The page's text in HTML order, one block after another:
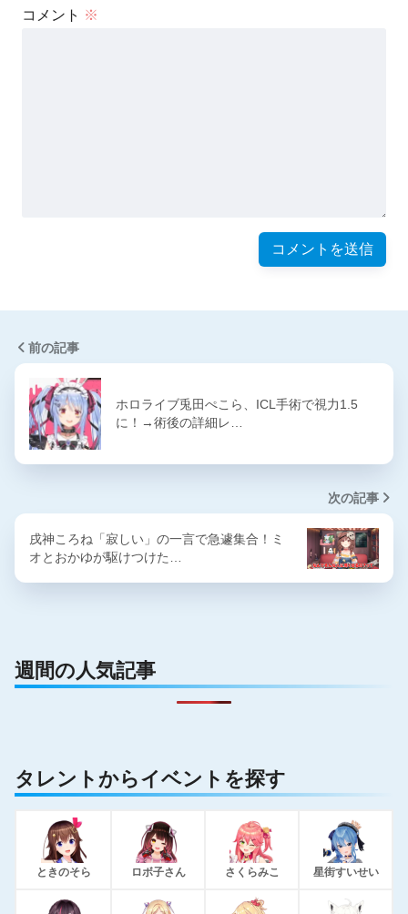
コメント ※
前の記事
ホロライブ兎田ぺこら、ICL手術で視力1.5
に！→術後の詳細レ…
次の記事
戌神ころね「寂しい」の一言で急遽集合！ミ
オとおかゆが駆けつけた…
週間の人気記事
タレントからイベントを探す
ときのそら ロボ子さん さくらみこ 星街すいせい